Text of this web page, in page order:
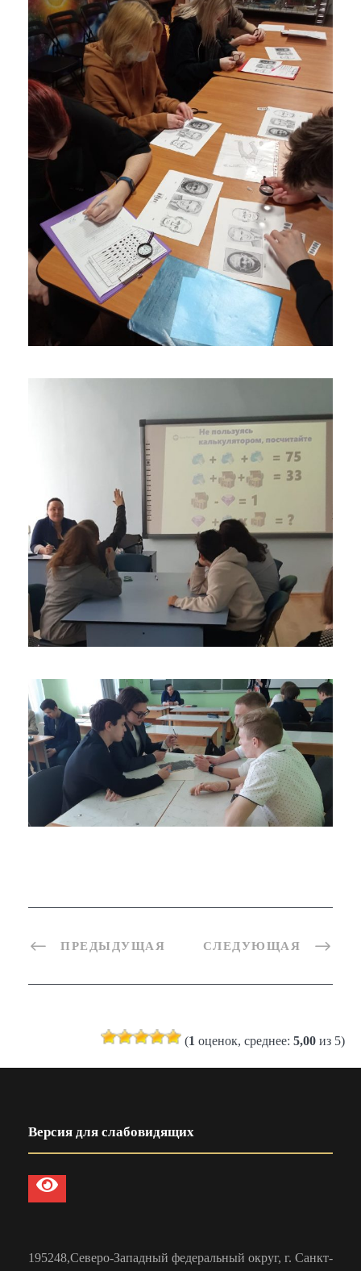
ПРЕДЫДУЩАЯ СЛЕДУЮЩАЯ
(1 оценок, среднее: 5,00 из 5)
Версия для слабовидящих
195248,Северо-Западный федеральный округ, г. Санкт-